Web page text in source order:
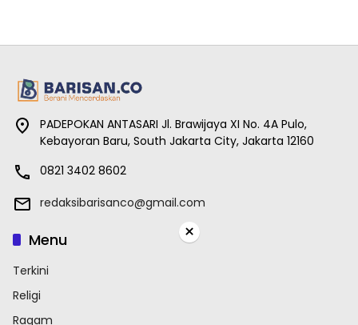
PADEPOKAN ANTASARI Jl. Brawijaya XI No. 4A Pulo,
Kebayoran Baru, South Jakarta City, Jakarta 12160
0821 3402 8602
redaksibarisanco@gmail.com
Menu
Terkini
Religi
Ragam
×